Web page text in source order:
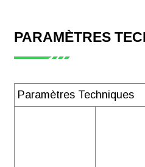
PARAMÈTRES
Paramètres Techniques
【Manuel】
Compteur